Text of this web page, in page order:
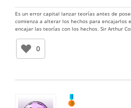
Es un error capital lanzar teorías antes de
comienza a alterar los hechos para encajarlos
encajar las teorías con los hechos. Sir Arthur
0